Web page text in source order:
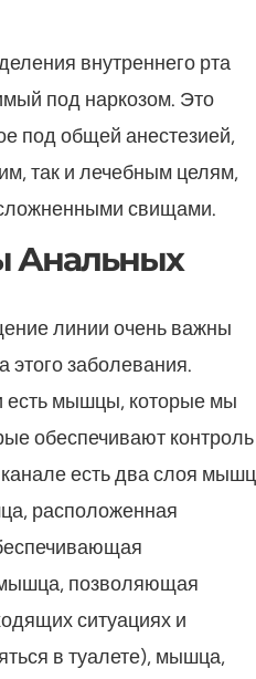
внутреннего рта
под наркозом. Это
под общей анестезией,
так и лечебным целям,
свищами.
Анальных
линии очень важны
этого заболевания.
есть мышцы, которые мы
обеспечивают контроль
есть два слоя мышц
расположенная
позволяющая
ситуациях и
в туалете), мышца,